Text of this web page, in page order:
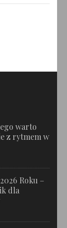
warto
z rytmem w
Roku –
dla